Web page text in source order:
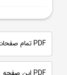
PDF تمام صفحات